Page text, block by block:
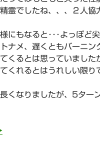
霊でしたね、、、２人協
にもなると･･･よっぽど
ナメ、遅くともバーニン
くるとは思っていました
くれるとはうれしい限り
くなりましたが、5ター
日目 トーナメント陸式